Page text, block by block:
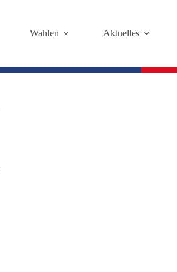
Wahlen Aktuelles